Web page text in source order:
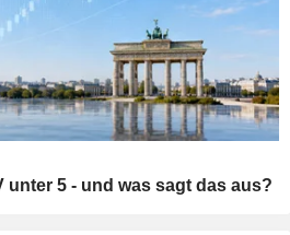
unter 5 - und was sagt das aus?